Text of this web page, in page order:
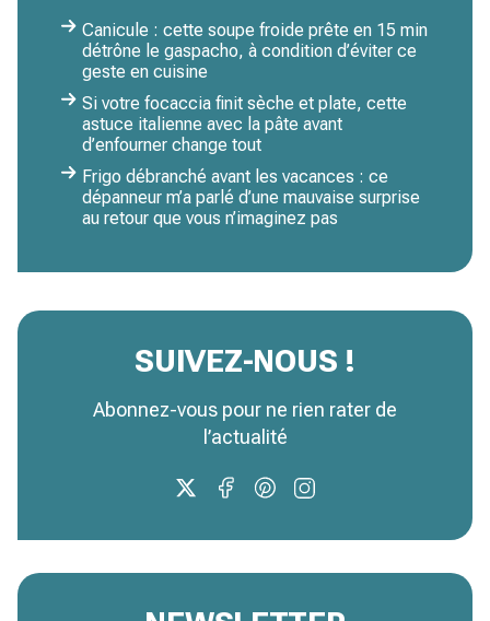
Canicule : cette soupe froide prête en 15 min
détrône le gaspacho, à condition d’éviter ce
geste en cuisine
Si votre focaccia finit sèche et plate, cette
astuce italienne avec la pâte avant
d’enfourner change tout
Frigo débranché avant les vacances : ce
dépanneur m’a parlé d’une mauvaise surprise
au retour que vous n’imaginez pas
SUIVEZ-NOUS !
Abonnez-vous pour ne rien rater de
l’actualité